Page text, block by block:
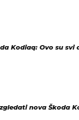
Kodiaq: Ovo su svi
nova Škoda